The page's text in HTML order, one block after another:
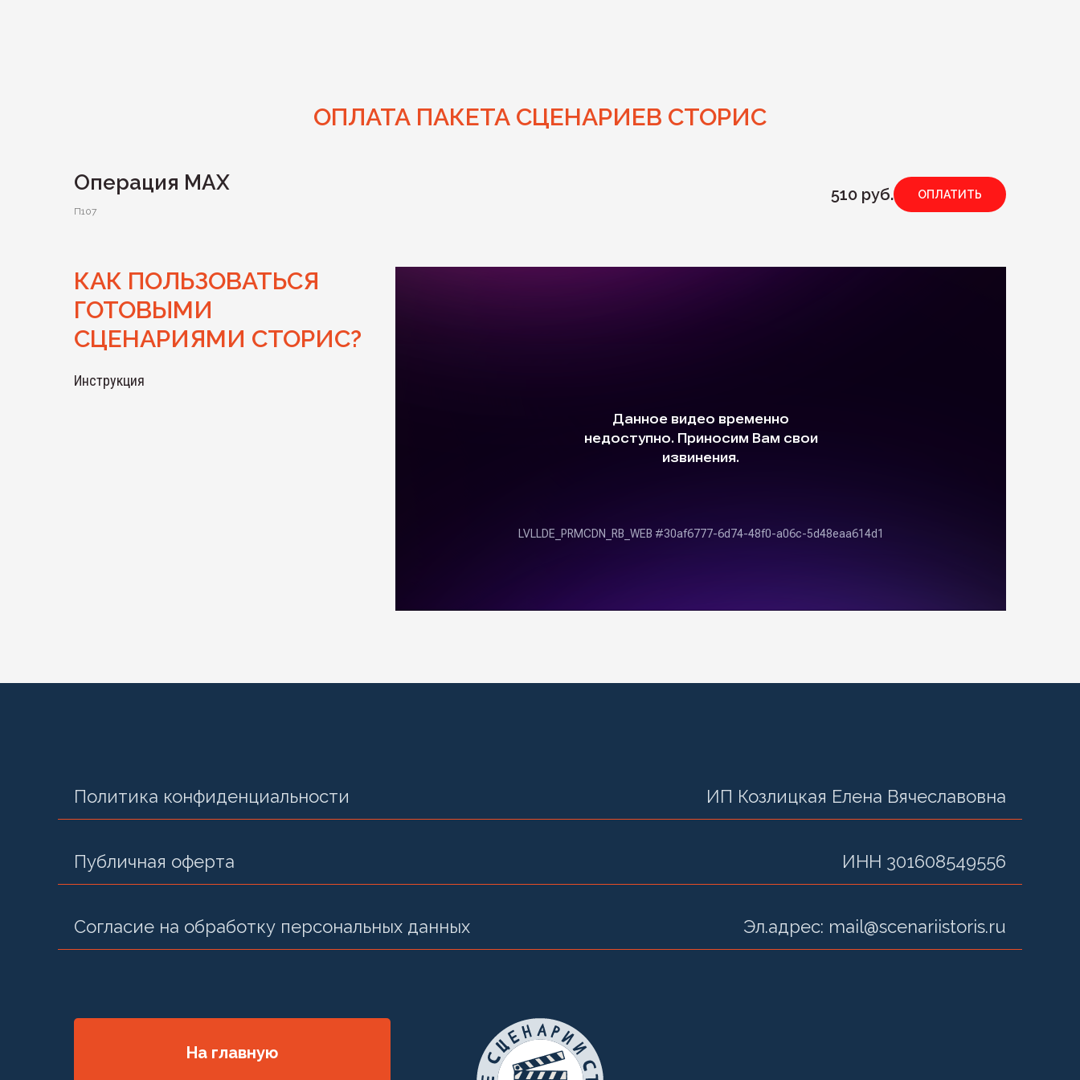
ОПЛАТА ПАКЕТА СЦЕНАРИЕВ СТОРИС
Операция МАХ
П107
510 руб. ОПЛАТИТЬ
КАК ПОЛЬЗОВАТЬСЯ
ГОТОВЫМИ
СЦЕНАРИЯМИ СТОРИС?
Инструкция
ИП Козлицкая Елена Вячеславовна
ИНН 301608549556
Эл.адрес: mail@scenariistoris.ru
Политика конфиденциальности
Публичная оферта
Согласие на обработку персональных данных
На главную